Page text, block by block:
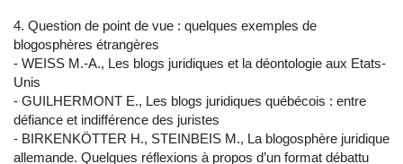
4. Question de point de vue : quelques exemples de
blogosphères étrangères
- WEISS M.-A., Les blogs juridiques et la déontologie aux Etats-
Unis
- GUILHERMONT E., Les blogs juridiques québécois : entre
défiance et indifférence des juristes
- BIRKENKÖTTER H., STEINBEIS M., La blogosphère juridique
allemande. Quelques réflexions à propos d’un format débattu